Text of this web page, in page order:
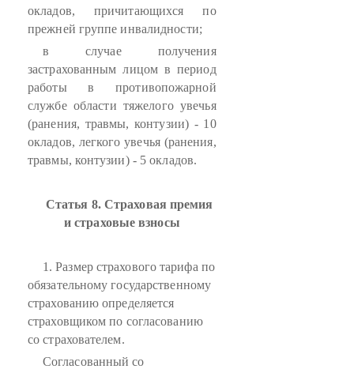
окладов, причитающихся по
прежней группе инвалидности;
в случае получения
застрахованным лицом в период
работы в противопожарной
службе области тяжелого увечья
(ранения, травмы, контузии) - 10
окладов, легкого увечья (ранения,
травмы, контузии) - 5 окладов.
Статья 8. Страховая премия
и страховые взносы
1. Размер страхового тарифа по
обязательному государственному
страхованию определяется
страховщиком по согласованию
со страхователем.
Согласованный со